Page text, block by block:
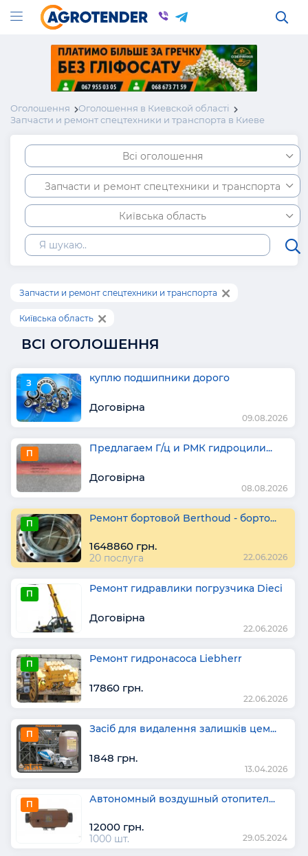
Оголошення
Оголошення в Киевской області
Запчасти и ремонт спецтехники и транспорта в Киеве
Всі оголошення
Запчасти и ремонт спецтехники и транспорта
Київська область
Запчасти и ремонт спецтехники и транспорта
Київська область
ВСІ ОГОЛОШЕННЯ
З куплю подшипники дорого
Договірна
09.08.2026
П Предлагаем Г/ц и РМК гидроцили...
Договірна
08.08.2026
П Ремонт бортовой Berthoud - борто...
1648860 грн.
20 послуга 22.06.2026
П Ремонт гидравлики погрузчика Dieci
Договірна
22.06.2026
П Ремонт гидронасоса Liebherr
17860 грн.
22.06.2026
П Засіб для видалення залишків цем...
1848 грн.
13.04.2026
П Автономный воздушный отопител...
12000 грн.
1000 шт. 29.05.2024